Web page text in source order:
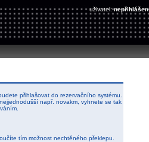
uživatel:nepřihlášen
přihlašovat do rezervačního systému.
např. novakm, vyhnete se tak
tím možnost nechtěného překlepu.